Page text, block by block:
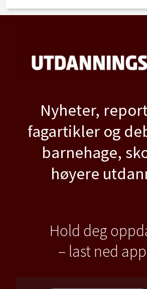
Nyheter,
fagartikler og
barnehage,
høyere
Hold deg
– last ned